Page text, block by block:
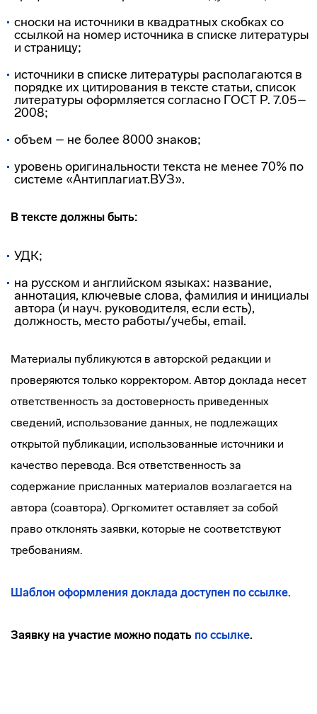
сноски на источники в квадратных скобках со
ссылкой на номер источника в списке литературы
и страницу;
источники в списке литературы располагаются в
порядке их цитирования в тексте статьи, список
литературы оформляется согласно ГОСТ Р. 7.05–
2008;
объем – не более 8000 знаков;
уровень оригинальности текста не менее 70% по
системе «Антиплагиат.ВУЗ».
В тексте должны быть:
УДК;
на русском и английском языках: название,
аннотация, ключевые слова, фамилия и инициалы
автора (и науч. руководителя, если есть),
должность, место работы/учебы, email.
Материалы публикуются в авторской редакции и
проверяются только корректором. Автор доклада несет
ответственность за достоверность приведенных
сведений, использование данных, не подлежащих
открытой публикации, использованные источники и
качество перевода. Вся ответственность за
содержание присланных материалов возлагается на
автора (соавтора). Оргкомитет оставляет за собой
право отклонять заявки, которые не соответствуют
требованиям.
Шаблон оформления доклада доступен по ссылке.
Заявку на участие можно подать по ссылке.